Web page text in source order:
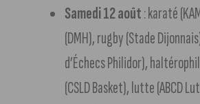
Samedi 12 août: karaté
(DMH), rugby (Stade
d’Échecs Philidor),
(CSLD Basket), lutte (ABCD